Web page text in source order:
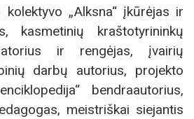
„Alksna“ įkūrėjas ir
kasmetinių kraštotyrininkų
ir rengėjas, įvairių
darbų autorius, projekto
bendraautorius,
meistriškai siejantis